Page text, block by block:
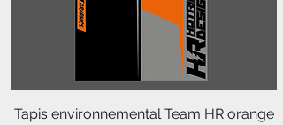
Tapis environnemental Team HR orange